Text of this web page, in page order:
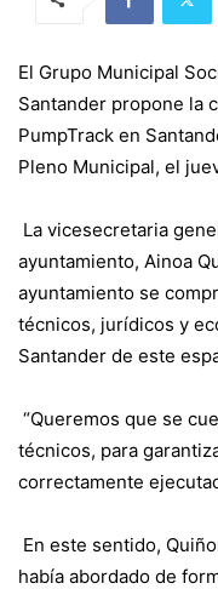
El Grupo Municipal
Santander propone la
PumpTrack en
Pleno Municipal, el
La vicesecretaria
ayuntamiento, Ainoa
ayuntamiento se
técnicos, jurídicos y
Santander de este
“Queremos que se
técnicos, para
correctamente
En este sentido,
había abordado de